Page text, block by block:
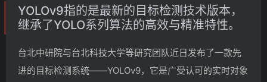
YOLOv9指的是最新的目标检测技术版本，
继承了YOLO系列算法的高效与精准特性。
台北中研院与台北科技大学等研究团队近日发布了一款先
进的目标检测系统——YOLOv9，它是广受认可的实时对象